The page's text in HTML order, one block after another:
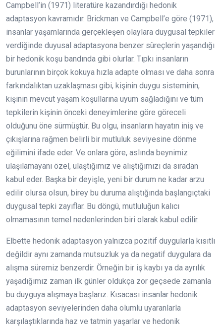
Campbell’in (1971) literatüre kazandırdığı hedonik
adaptasyon kavramıdır. Brickman ve Campbell’e göre (1971),
insanlar yaşamlarında gerçekleşen olaylara duygusal tepkiler
verdiğinde duyusal adaptasyona benzer süreçlerin yaşandığı
bir hedonik koşu bandında gibi olurlar. Tıpkı insanların
burunlarının birçok kokuya hızla adapte olması ve daha sonra
farkındalıktan uzaklaşması gibi, kişinin duygu sisteminin,
kişinin mevcut yaşam koşullarına uyum sağladığını ve tüm
tepkilerin kişinin önceki deneyimlerine göre göreceli
olduğunu öne sürmüştür. Bu olgu, insanların hayatın iniş ve
çıkışlarına rağmen belirli bir mutluluk seviyesine dönme
eğilimini ifade eder. Ve onlara göre, aslında beynimiz
ulaşılamayanı özel, ulaştığımız ve alıştığımızı da sıradan
kabul eder. Başka bir deyişle, yeni bir durum ne kadar arzu
edilir olursa olsun, birey bu duruma alıştığında başlangıçtaki
duygusal tepki zayıflar. Bu döngü, mutluluğun kalıcı
olmamasının temel nedenlerinden biri olarak kabul edilir.
Elbette hedonik adaptasyon yalnızca pozitif duygularla kısıtlı
değildir aynı zamanda mutsuzluk ya da negatif duygulara da
alışma süremiz benzerdir. Örneğin bir iş kaybı ya da ayrılık
yaşadığımız zaman ilk günler oldukça zor geçsede zamanla
bu duyguya alışmaya başlarız. Kısacası insanlar hedonik
adaptasyon seviyelerinden daha olumlu uyaranlarla
karşılaştıklarında haz ve tatmin yaşarlar ve hedonik